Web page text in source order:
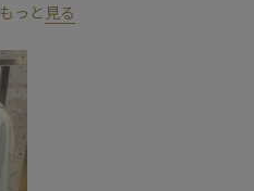
もっと 見る